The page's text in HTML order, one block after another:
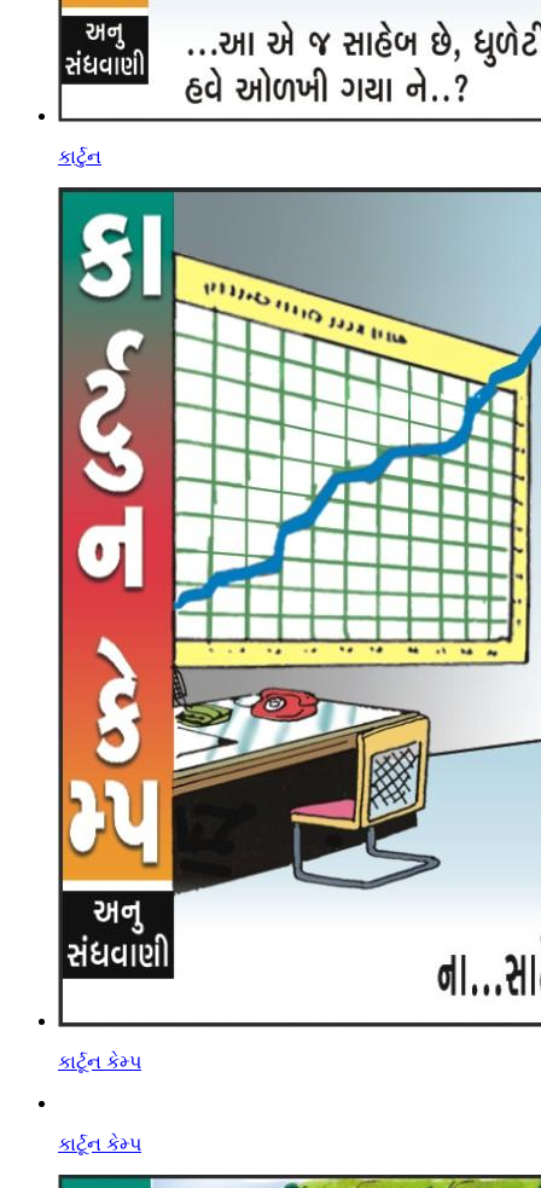
કાર્ટુન
કાર્ટૂન કેમ્પ
કાર્ટૂન કેમ્પ